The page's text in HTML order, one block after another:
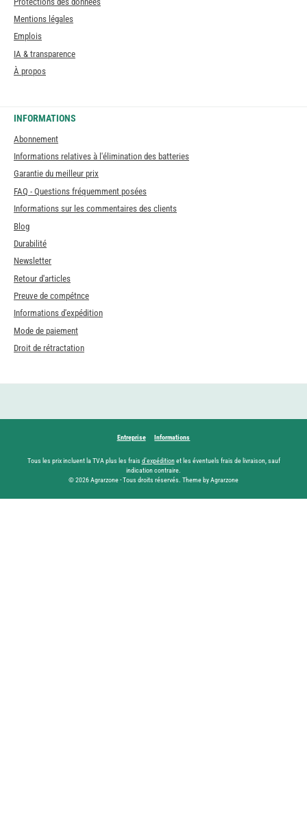
Mentions légales
Emplois
IA & transparence
À propos
INFORMATIONS
Abonnement
Informations relatives à l'élimination des batteries
Garantie du meilleur prix
FAQ - Questions fréquemment posées
Informations sur les commentaires des clients
Blog
Durabilité
Newsletter
Retour d'articles
Preuve de compétnce
Informations d'expédition
Mode de paiement
Droit de rétractation
Entreprise Informations
Tous les prix incluent la TVA plus les frais d'expéditionet les éventuels frais de livraison, sauf
indication contraire.
© 2026 Agrarzone - Tous droits réservés. Theme by Agrarzone